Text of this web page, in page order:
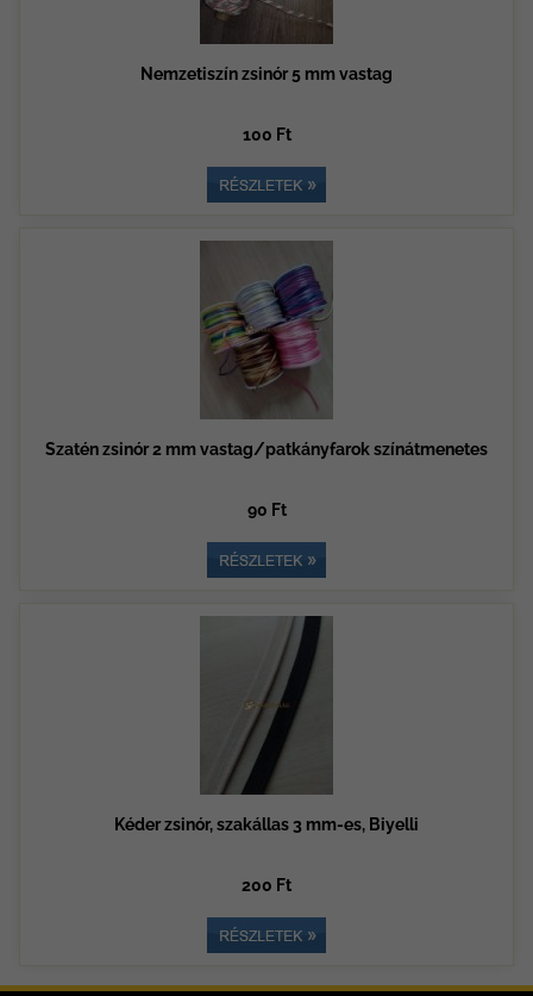
Nemzetiszín zsinór 5 mm vastag
100 Ft
Szatén zsinór 2 mm vastag/patkányfarok színátmenetes
90 Ft
Kéder zsinór, szakállas 3 mm-es, Biyelli
200 Ft